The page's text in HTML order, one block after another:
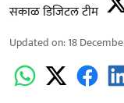
सकाळ डिजिटल टीम
Updated on:18